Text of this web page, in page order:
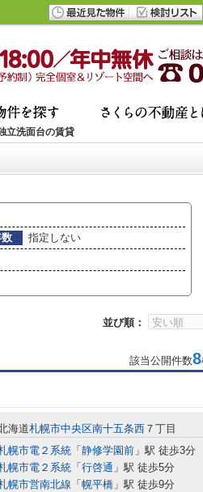
立洗面台の賃貸
指定しない
並び順：
該当公開件数8
海道札幌市中央区南十五条西 ７丁目
幌市電２系統 「 静修学園前 」駅 徒歩3分
幌市電２系統 「 行啓通 」駅 徒歩5分
幌市営南北線 「 幌平橋 」駅 徒歩9分